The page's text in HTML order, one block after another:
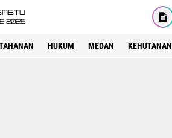
2026
HUKUM MEDAN KEHUTANAN